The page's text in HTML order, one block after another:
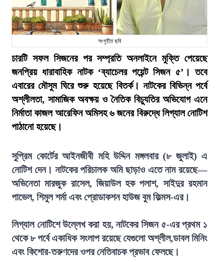
সংগৃহীত ছবি
চারটি সফল সিজনের পর সম্প্রতি অনলাইনে মুক্তি পেয়েছে
জনপ্রিয় ধারাবাহিক নাটক ‘ব্যাচেলর পয়েন্ট সিজন ৫’। তবে
এবারের মৌসুম ঘিরে শুরু হয়েছে বিতর্ক। নাটকের বিভিন্ন পর্বে
অশ্লীলতা, সামাজিক অবক্ষয় ও নৈতিক বিচ্যুতির অভিযোগ এনে
নির্মাতা কাজল আরেফিন অমিসহ ৬ জনের বিরুদ্ধে লিগ্যাল নোটিশ
পাঠানো হয়েছে।
সুপ্রিম কোর্টের আইনজীবী মহি উদ্দিন মঙ্গলবার (৮ জুলাই) এ
নোটিশ দেন। নাটকের পরিচালক অমি ছাড়াও এতে নাম রয়েছে—
অভিনেতা মারজুক রাসেল, জিয়াউল হক পলাশ, সাইদুর রহমান
পাভেল, শিমুল শর্মা এবং প্রোডাকশন হাউজ বুম ফিল্মস-এর।
লিগ্যাল নোটিশে উল্লেখ করা হয়, নাটকের সিজন ৫-এর প্রথম ১
থেকে ৮ পর্বে একাধিক সংলাপ রয়েছে যেগুলো অশ্লীল,ডাবল মিনিং
এবং কিশোর-তরুণদের ওপর নেতিবাচক প্রভাব ফেলছে।